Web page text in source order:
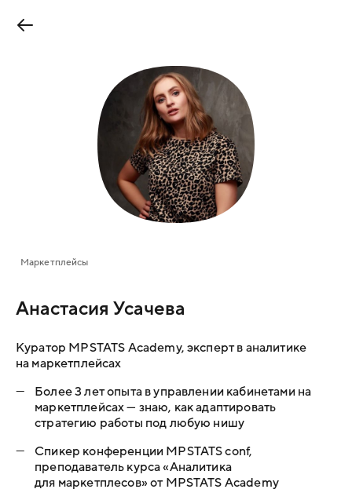
Маркетплейсы
Анастасия Усачева
Куратор MPSTATS Academy, эксперт в аналитике
на маркетплейсах
—
Более 3 лет опыта в управлении кабинетами на
маркетплейсах — знаю, как адаптировать
стратегию работы под любую нишу
—
Спикер конференции MPSTATS conf,
преподаватель курса «Аналитика
для маркетплесов» от MPSTATS Academy